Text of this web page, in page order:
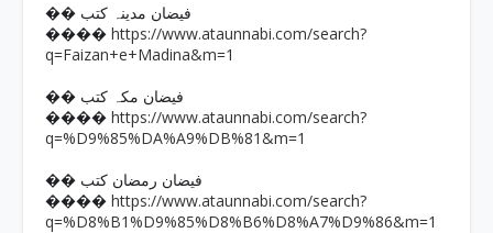
�� فیضان مدینہ کتب
���� https://www.ataunnabi.com/search?
q=Faizan+e+Madina&m=1
�� فیضان مکہ کتب
���� https://www.ataunnabi.com/search?
q=%D9%85%DA%A9%DB%81&m=1
�� فیضان رمضان کتب
���� https://www.ataunnabi.com/search?
q=%D8%B1%D9%85%D8%B6%D8%A7%D9%86&m=1